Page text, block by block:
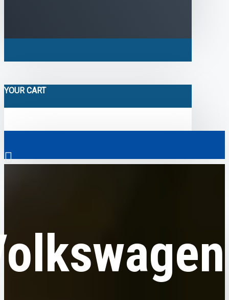
YOUR CART
Электромобили
0
Ваш кошик порожній!